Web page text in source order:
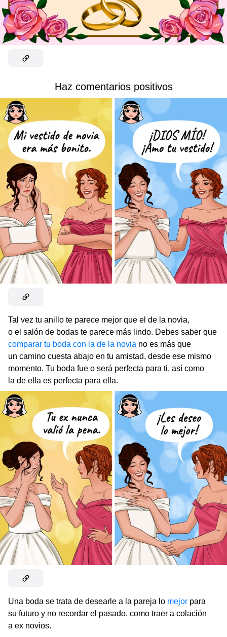
Haz comentarios positivos
Tal vez tu anillo te parece mejor que el de la novia,
o el salón de bodas te parece más lindo. Debes saber que
comparar tu boda con la de la novia no es más que
un camino cuesta abajo en tu amistad, desde ese mismo
momento. Tu boda fue o será perfecta para ti, así como
la de ella es perfecta para ella.
Una boda se trata de desearle a la pareja lo mejor para
su futuro y no recordar el pasado, como traer a colación
a ex novios.